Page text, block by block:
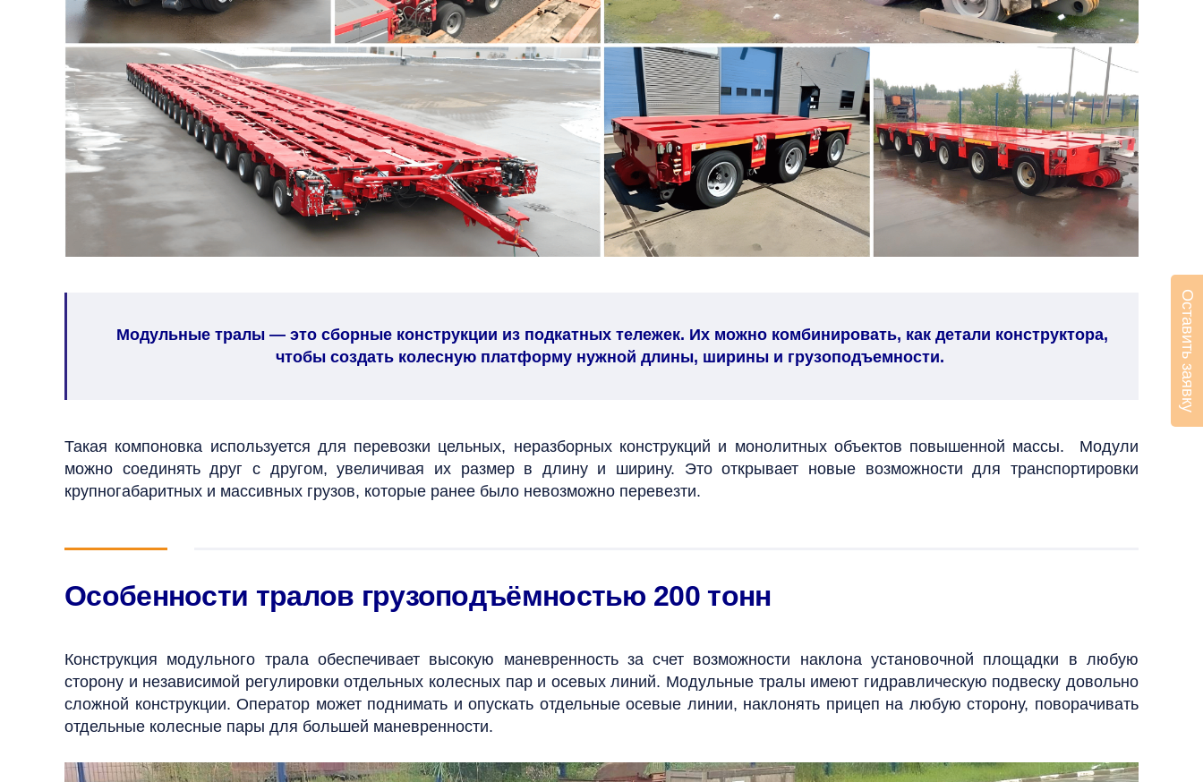
Модульные тралы — это сборные конструкции из подкатных тележек. Их можно комбинировать, как детали конструктора,
чтобы создать колесную платформу нужной длины, ширины и грузоподъемности.
Такая компоновка используется для перевозки цельных, неразборных конструкций и монолитных объектов повышенной массы. Модули
можно соединять друг с другом, увеличивая их размер в длину и ширину. Это открывает новые возможности для транспортировки
крупногабаритных и массивных грузов, которые ранее было невозможно перевезти.
Особенности тралов грузоподъёмностью 200 тонн
Конструкция модульного трала обеспечивает высокую маневренность за счет возможности наклона установочной площадки в любую
сторону и независимой регулировки отдельных колесных пар и осевых линий. Модульные тралы имеют гидравлическую подвеску довольно
сложной конструкции. Оператор может поднимать и опускать отдельные осевые линии, наклонять прицеп на любую сторону, поворачивать
отдельные колесные пары для большей маневренности.
Оставить заявку